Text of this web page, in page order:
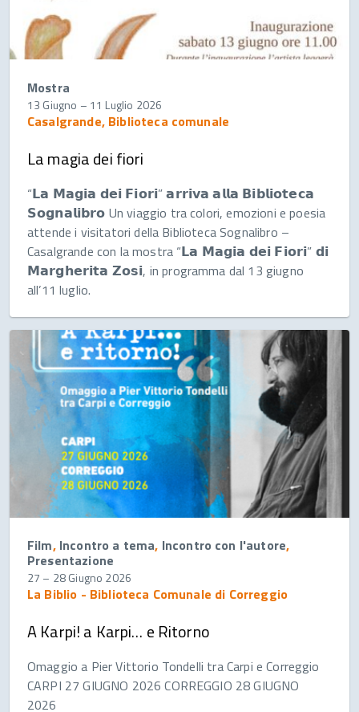
Mostra
13 Giugno – 11 Luglio 2026
Casalgrande, Biblioteca comunale
La magia dei fiori
“𝗟𝗮 𝗠𝗮𝗴𝗶𝗮 𝗱𝗲𝗶 𝗙𝗶𝗼𝗿𝗶” 𝗮𝗿𝗿𝗶𝘃𝗮 𝗮𝗹𝗹𝗮 𝗕𝗶𝗯𝗹𝗶𝗼𝘁𝗲𝗰𝗮
𝗦𝗼𝗴𝗻𝗮𝗹𝗶𝗯𝗿𝗼 Un viaggio tra colori, emozioni e poesia
attende i visitatori della Biblioteca Sognalibro –
Casalgrande con la mostra “𝗟𝗮 𝗠𝗮𝗴𝗶𝗮 𝗱𝗲𝗶 𝗙𝗶𝗼𝗿𝗶” 𝗱𝗶
𝗠𝗮𝗿𝗴𝗵𝗲𝗿𝗶𝘁𝗮 𝗭𝗼𝘀𝗶, in programma dal 13 giugno
all’11 luglio.
Film, Incontro a tema, Incontro con l'autore,
Presentazione
27 – 28 Giugno 2026
La Biblio - Biblioteca Comunale di Correggio
A Karpi! a Karpi… e Ritorno
Omaggio a Pier Vittorio Tondelli tra Carpi e Correggio
CARPI 27 GIUGNO 2026 CORREGGIO 28 GIUGNO
2026